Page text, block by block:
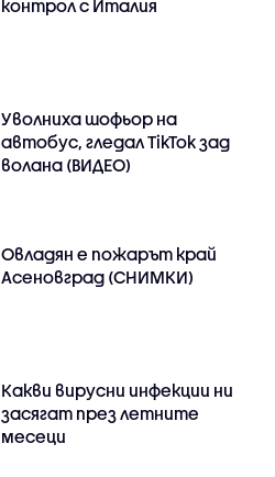
контрол с Италия
Уволниха шофьор на
автобус, гледал TikTok зад
волана (ВИДЕО)
Овладян е пожарът край
Асеновград (СНИМКИ)
Какви вирусни инфекции ни
засягат през летните
месеци